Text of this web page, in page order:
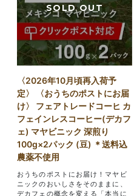
〈2026年10月頃再入荷予
定〉 〈おうちのポストにお届
け〉 フェアトレードコーヒ カ
フェインレスコーヒー(デカフ
ェ) マヤビニック 深煎り
100g×2パック (豆) ＊送料込
農薬不使用
おうちのポストにお届け！マヤビ
ニックのおいしさをそのままに、
デカフェの概念を変える「本当に